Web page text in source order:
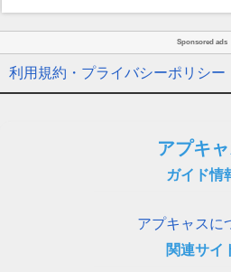
Sponsored ads
利用規約・プライバシーポリシー
アプキ
ガイド情
アプキャスに
関連サイ